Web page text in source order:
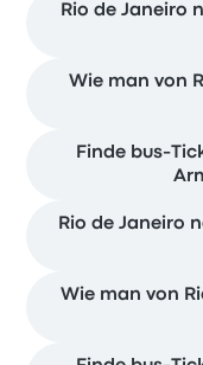
Rio de Janeiro
Wie man von
Finde bus-
Rio de Janeiro
Wie man von